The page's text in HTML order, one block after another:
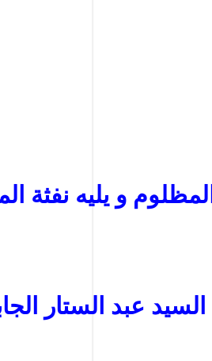
و يليه نفثة
عبد الستار